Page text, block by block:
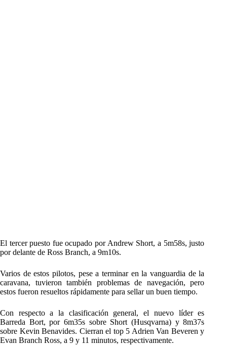
El tercer puesto fue ocupado por Andrew Short, a 5m58s, justo
por delante de Ross Branch, a 9m10s.
Varios de estos pilotos, pese a terminar en la vanguardia de la
caravana, tuvieron también problemas de navegación, pero
estos fueron resueltos rápidamente para sellar un buen tiempo.
Con respecto a la clasificación general, el nuevo líder es
Barreda Bort, por 6m35s sobre Short (Husqvarna) y 8m37s
sobre Kevin Benavides. Cierran el top 5 Adrien Van Beveren y
Evan Branch Ross, a 9 y 11 minutos, respectivamente.